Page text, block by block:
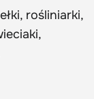
rośliniarki,